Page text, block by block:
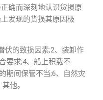
确而深刻地认识货损原
发现的货损其原因极
伏的致损因素;2、装卸作
要求;4、船上积载不
期间保管不当;6、自然灾
他。